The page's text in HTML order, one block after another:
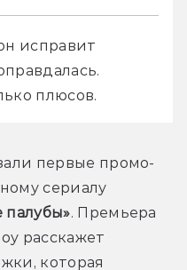
исправит
плюсов.
первые промо-
. Премьера
расскажет
которая